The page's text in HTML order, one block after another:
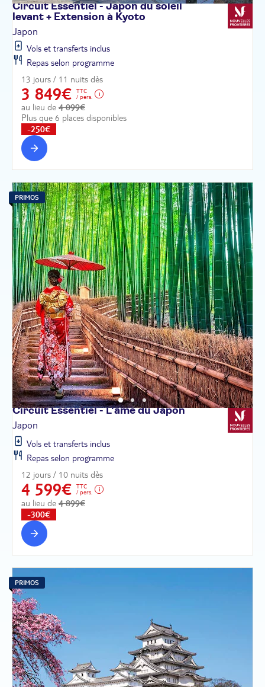
Circuit Essentiel - Japon du soleil
levant + Extension à Kyoto
Japon
Vols et transferts inclus
Repas selon programme
13 jours / 11 nuits dès
3 849€
TTC
/ pers.
au lieu de 4 099€
Plus que 6 places disponibles
-250€
PRIMOS
Circuit Essentiel - L'âme duJapon
Japon
Vols et transferts inclus
Repas selon programme
12 jours / 10 nuits dès
4 599€
TTC
/ pers.
au lieu de 4 899€
-300€
PRIMOS